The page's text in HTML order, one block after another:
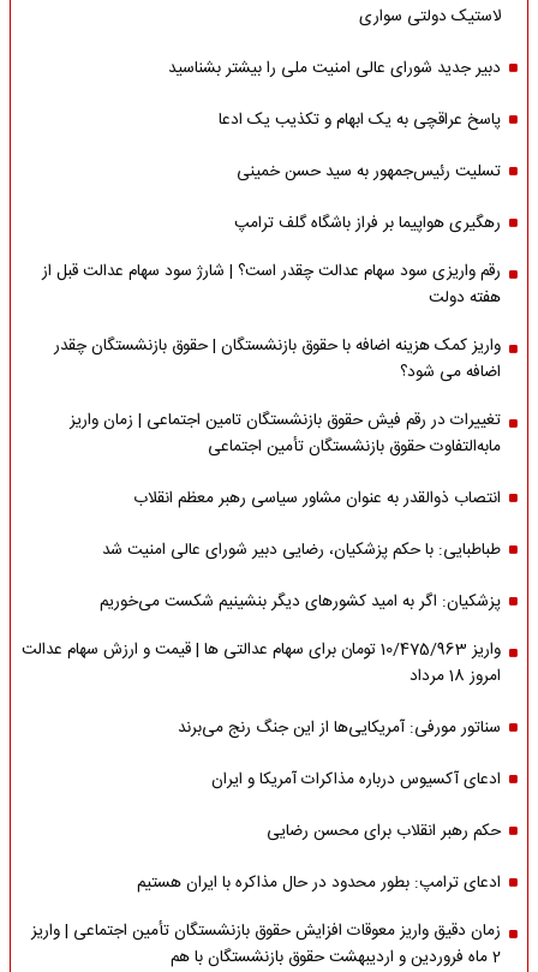
لاستیک دولتی سواری
دبیر جدید شورای عالی امنیت ملی را بیشتر بشناسید
پاسخ عراقچی به یک ابهام و تکذیب یک ادعا
تسلیت رئیس‌جمهور به سید حسن خمینی
رهگیری هواپیما بر فراز باشگاه گلف ترامپ
رقم واریزی سود سهام عدالت چقدر است؟ | شارژ سود سهام عدالت قبل از
هفته دولت
واریز کمک هزینه اضافه با حقوق بازنشستگان | حقوق بازنشستگان چقدر
اضافه می شود؟
تغییرات در رقم فیش حقوق بازنشستگان تامین اجتماعی | زمان واریز
مابه‌التفاوت حقوق بازنشستگان تأمین اجتماعی
انتصاب ذوالقدر به عنوان مشاور سیاسی رهبر معظم انقلاب
طباطبایی: با حکم پزشکیان، رضایی دبیر شورای عالی امنیت شد
پزشکیان: اگر به امید کشورهای دیگر بنشینیم شکست می‌خوریم
واریز 10/475/963 تومان برای سهام عدالتی ها | قیمت و ارزش سهام عدالت
امروز 18 مرداد
سناتور مورفی: آمریکایی‌ها از این جنگ رنج می‌برند
ادعای آکسیوس درباره مذاکرات آمریکا و ایران
حکم رهبر انقلاب برای محسن رضایی
ادعای ترامپ: بطور محدود در حال مذاکره با ایران هستیم
زمان دقیق واریز معوقات افزایش حقوق بازنشستگان تأمین اجتماعی | واریز
2 ماه فروردین و اردیبهشت حقوق بازنشستگان با هم